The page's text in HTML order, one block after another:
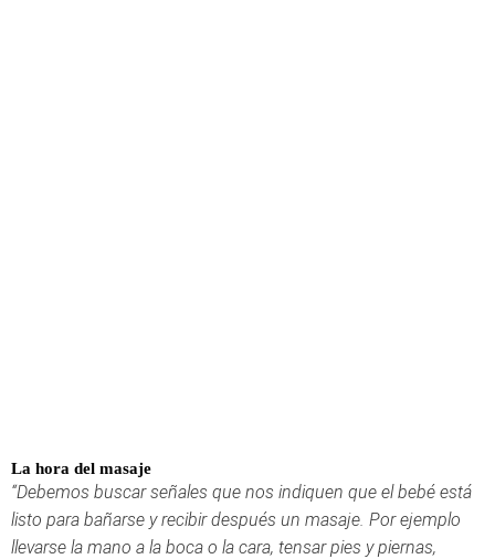
La hora del masaje
“Debemos buscar señales que nos indiquen que el bebé está
listo para bañarse y recibir después un masaje. Por ejemplo
llevarse la mano a la boca o la cara, tensar pies y piernas,